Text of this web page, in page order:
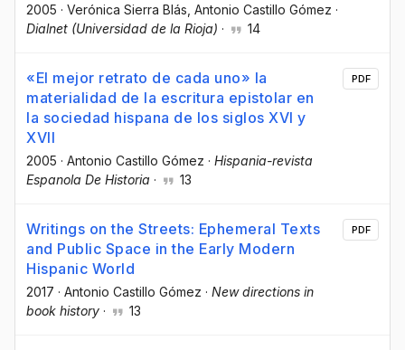
2005 · Verónica Sierra Blás , Antonio Castillo Gómez ·
Dialnet (Universidad de la Rioja) · 14
«El mejor retrato de cada uno» la
materialidad de la escritura epistolar en
la sociedad hispana de los siglos XVI y
XVII
2005 · Antonio Castillo Gómez · Hispania-revista
Espanola De Historia · 13
PDF
Writings on the Streets: Ephemeral Texts
and Public Space in the Early Modern
Hispanic World
2017 · Antonio Castillo Gómez · New directions in
book history · 13
PDF